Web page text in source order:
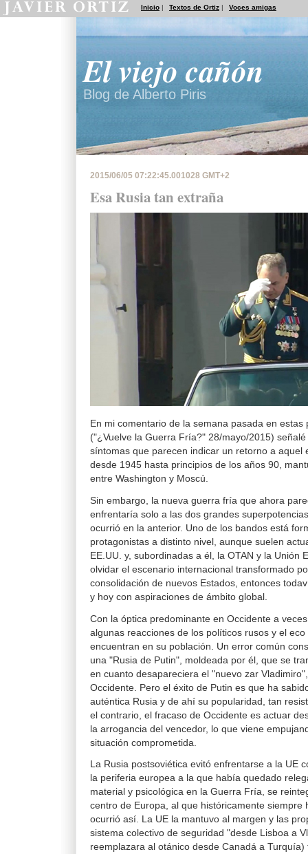
Inicio | Textos de Ortiz | Voces amigas
El viejo cañón
Blog de Alberto Piris
2015/06/05 07:22:45.001028 GMT+2
Esa Rusia tan extraña
En mi comentario de la semana pasada en estas
("¿Vuelve la Guerra Fría?" 28/mayo/2015)
síntomas que parecen indicar un retorno a aquel
desde 1945 hasta principios de los años 90,
entre Washington y Moscú.
Sin embargo, la nueva guerra fría que ahora
enfrentaría solo a las dos grandes
ocurrió en la anterior. Uno de los bandos está
protagonistas a distinto nivel, aunque suelen
EE.UU. y, subordinadas a él, la OTAN y la Unión
olvidar el escenario internacional transformado
consolidación de nuevos Estados, entonces
y hoy con aspiraciones de ámbito global.
Con la óptica predominante en Occidente a
algunas reacciones de los políticos rusos y el
encuentran en su población. Un error común
una "Rusia de Putin", moldeada por él, que se
en cuanto desapareciera el "nuevo zar
Occidente. Pero el éxito de Putin es que ha
auténtica Rusia y de ahí su popularidad, tan
el contrario, el fracaso de Occidente es actuar
la arrogancia del vencedor, lo que viene
situación comprometida.
La Rusia postsoviética evitó enfrentarse a la UE
la periferia europea a la que había quedado
material y psicológica en la Guerra Fría, se
centro de Europa, al que históricamente siempre
ocurrió así. La UE la mantuvo al margen y las
sistema colectivo de seguridad "desde Lisboa a
reemplazara al otánico desde Canadá a